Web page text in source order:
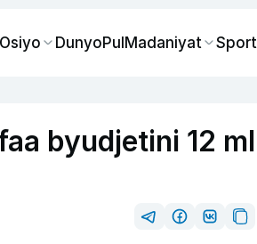
DunyoPulMadaniyat Sport
byudjetini 12